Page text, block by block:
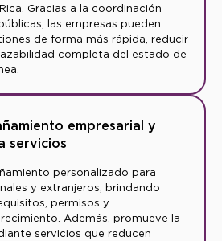
Gracias a la coordinación
las empresas pueden
de forma más rápida, reducir
completa del estado de
empresarial y
servicios
personalizado para
y extranjeros, brindando
permisos y
Además, promueve la
servicios que reducen